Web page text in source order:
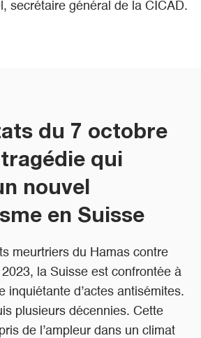
secrétaire général de la CICAD.
du 7 octobre
qui
nouvel
en Suisse
meurtriers du Hamas contre
la Suisse est confrontée à
inquiétante d’actes antisémites.
plusieurs décennies. Cette
de l’ampleur dans un climat